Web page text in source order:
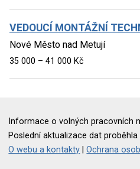
VEDOUCÍ MONTÁŽNÍ
Nové Město nad Metují
35 000 – 41 000 Kč
Informace o volných pracovních
Poslední aktualizace dat proběhla
O webu a kontakty |Ochrana